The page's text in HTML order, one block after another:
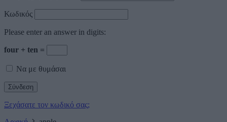
Κωδικός
Please enter an answer in digits:
four + ten =
Να με θυμάσαι
Ξεχάσατε τον κωδικό σας;